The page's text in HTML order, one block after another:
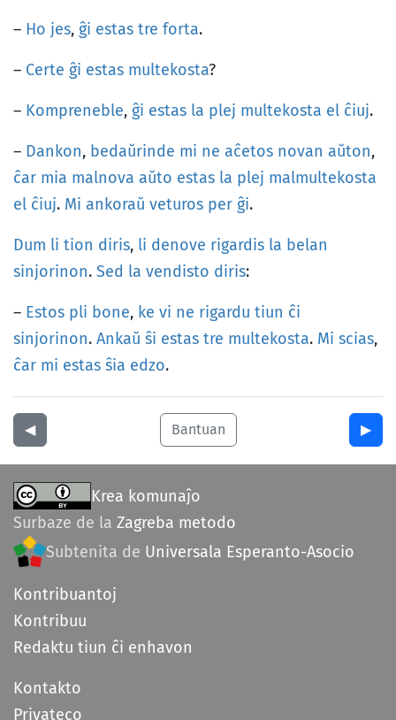
– Ho jes, ĝi estas tre forta.
– Certe ĝi estas multekosta?
– Kompreneble, ĝi estas la plej multekosta el ĉiuj.
– Dankon, bedaŭrinde mi ne aĉetos novan aŭton,
ĉar mia malnova aŭto estas la plej malmultekosta
el ĉiuj. Mi ankoraŭ veturos per ĝi.
Dum li tion diris, li denove rigardis la belan
sinjorinon. Sed la vendisto diris:
– Estos pli bone, ke vi ne rigardu tiun ĉi
sinjorinon. Ankaŭ ŝi estas tre multekosta. Mi scias,
ĉar mi estas ŝia edzo.
◀︎ Bantuan ▶︎
Krea komunaĵo
Surbaze de la Zagreba metodo
Subtenita de Universala Esperanto-Asocio
Kontribuantoj
Kontribuu
Redaktu tiun ĉi enhavon
Kontakto
Privateco